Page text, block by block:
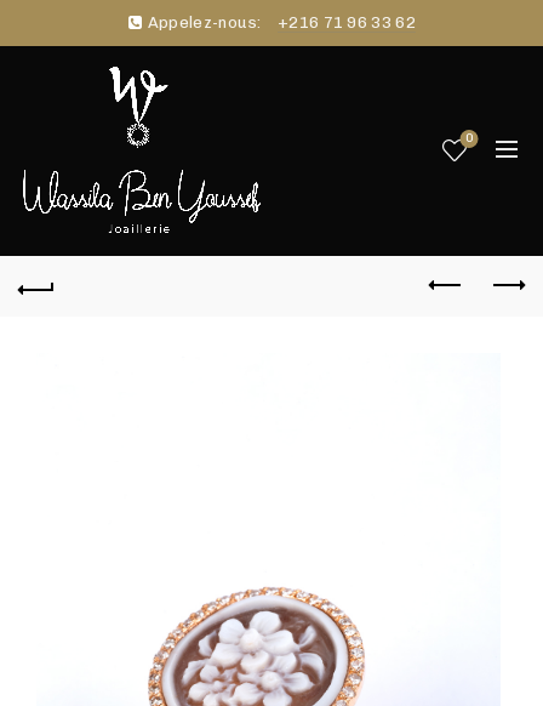
Appelez-nous: +216 71 96 33 62
0